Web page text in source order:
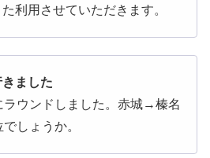
利用させていただきます。
ました
ラウンドしました。赤城→榛名
しょうか。